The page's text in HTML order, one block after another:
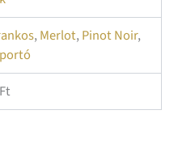
,Merlot,Pinot Noir,